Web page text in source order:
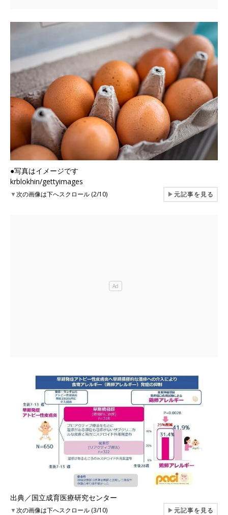
●写真はイメージです
krblokhin/gettyimages
▼次の画像は下へスクロール (2/10) ▶元記事を見る
出典／国立成育医療研究センター
▼次の画像は下へスクロール (3/10) ▶元記事を見る